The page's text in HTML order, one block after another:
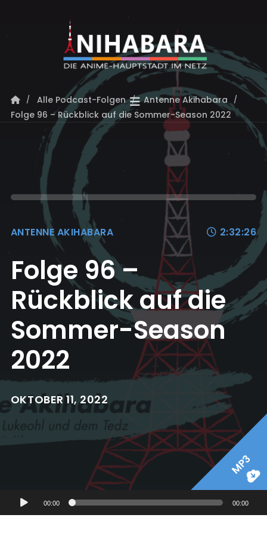
Alle Podcast-Folgen
Antenne Akihabara
Folge 96 – Rückblick auf die Sommer-Season 2022
ANTENNE AKIHABARA 2:32:26
Folge 96 –
Rückblick auf die
Sommer-Season
2022
OKTOBER 11, 2022
MP3
Audio-
Player
00:00 00:00